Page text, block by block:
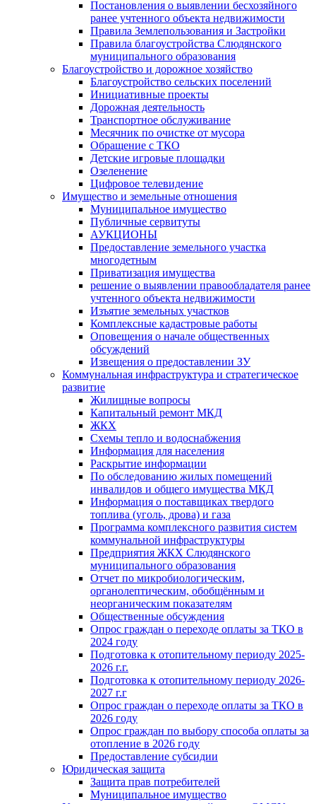
Постановления о выявлении бесхозяйного
ранее учтенного объекта недвижимости
Правила Землепользования и Застройки
Правила благоустройства Слюдянского
муниципального образования
Благоустройство и дорожное хозяйство
Благоустройство сельских поселений
Инициативные проекты
Дорожная деятельность
Транспортное обслуживание
Месячник по очистке от мусора
Обращение с ТКО
Детские игровые площадки
Озеленение
Цифровое телевидение
Имущество и земельные отношения
Муниципальное имущество
Публичные сервитуты
АУКЦИОНЫ
Предоставление земельного участка
многодетным
Приватизация имущества
решение о выявлении правообладателя ранее
учтенного объекта недвижимости
Изъятие земельных участков
Комплексные кадастровые работы
Оповещения о начале общественных
обсуждений
Извещения о предоставлении ЗУ
Коммунальная инфраструктура и стратегическое
развитие
Жилищные вопросы
Капитальный ремонт МКД
ЖКХ
Схемы тепло и водоснабжения
Информация для населения
Раскрытие информации
По обследованию жилых помещений
инвалидов и общего имущества МКД
Информация о поставщиках твердого
топлива (уголь, дрова) и газа
Программа комплексного развития систем
коммунальной инфраструктуры
Предприятия ЖКХ Слюдянского
муниципального образования
Отчет по микробиологическим,
органолептическим, обобщённым и
неорганическим показателям
Общественные обсуждения
Опрос граждан о переходе оплаты за ТКО в
2024 году
Подготовка к отопительному периоду 2025-
2026 г.г.
Подготовка к отопительному периоду 2026-
2027 г.г
Опрос граждан о переходе оплаты за ТКО в
2026 году
Опрос граждан по выбору способа оплаты за
отопление в 2026 году
Предоставление субсидии
Юридическая защита
Защита прав потребителей
Муниципальное имущество